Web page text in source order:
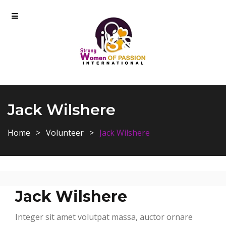
Jack Wilshere
Home Volunteer Jack Wilshere
Jack Wilshere
Integer sit amet volutpat massa, auctor ornare